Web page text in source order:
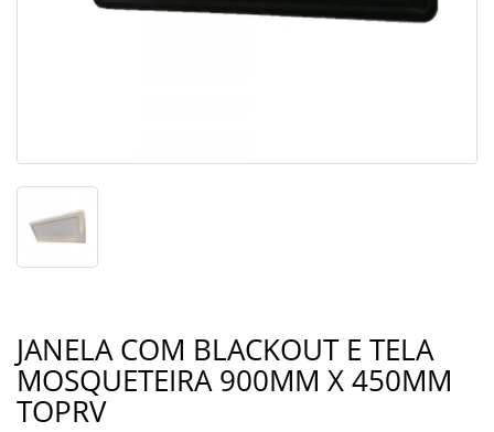
JANELA COM BLACKOUT E TELA
MOSQUETEIRA 900MM X 450MM
TOPRV